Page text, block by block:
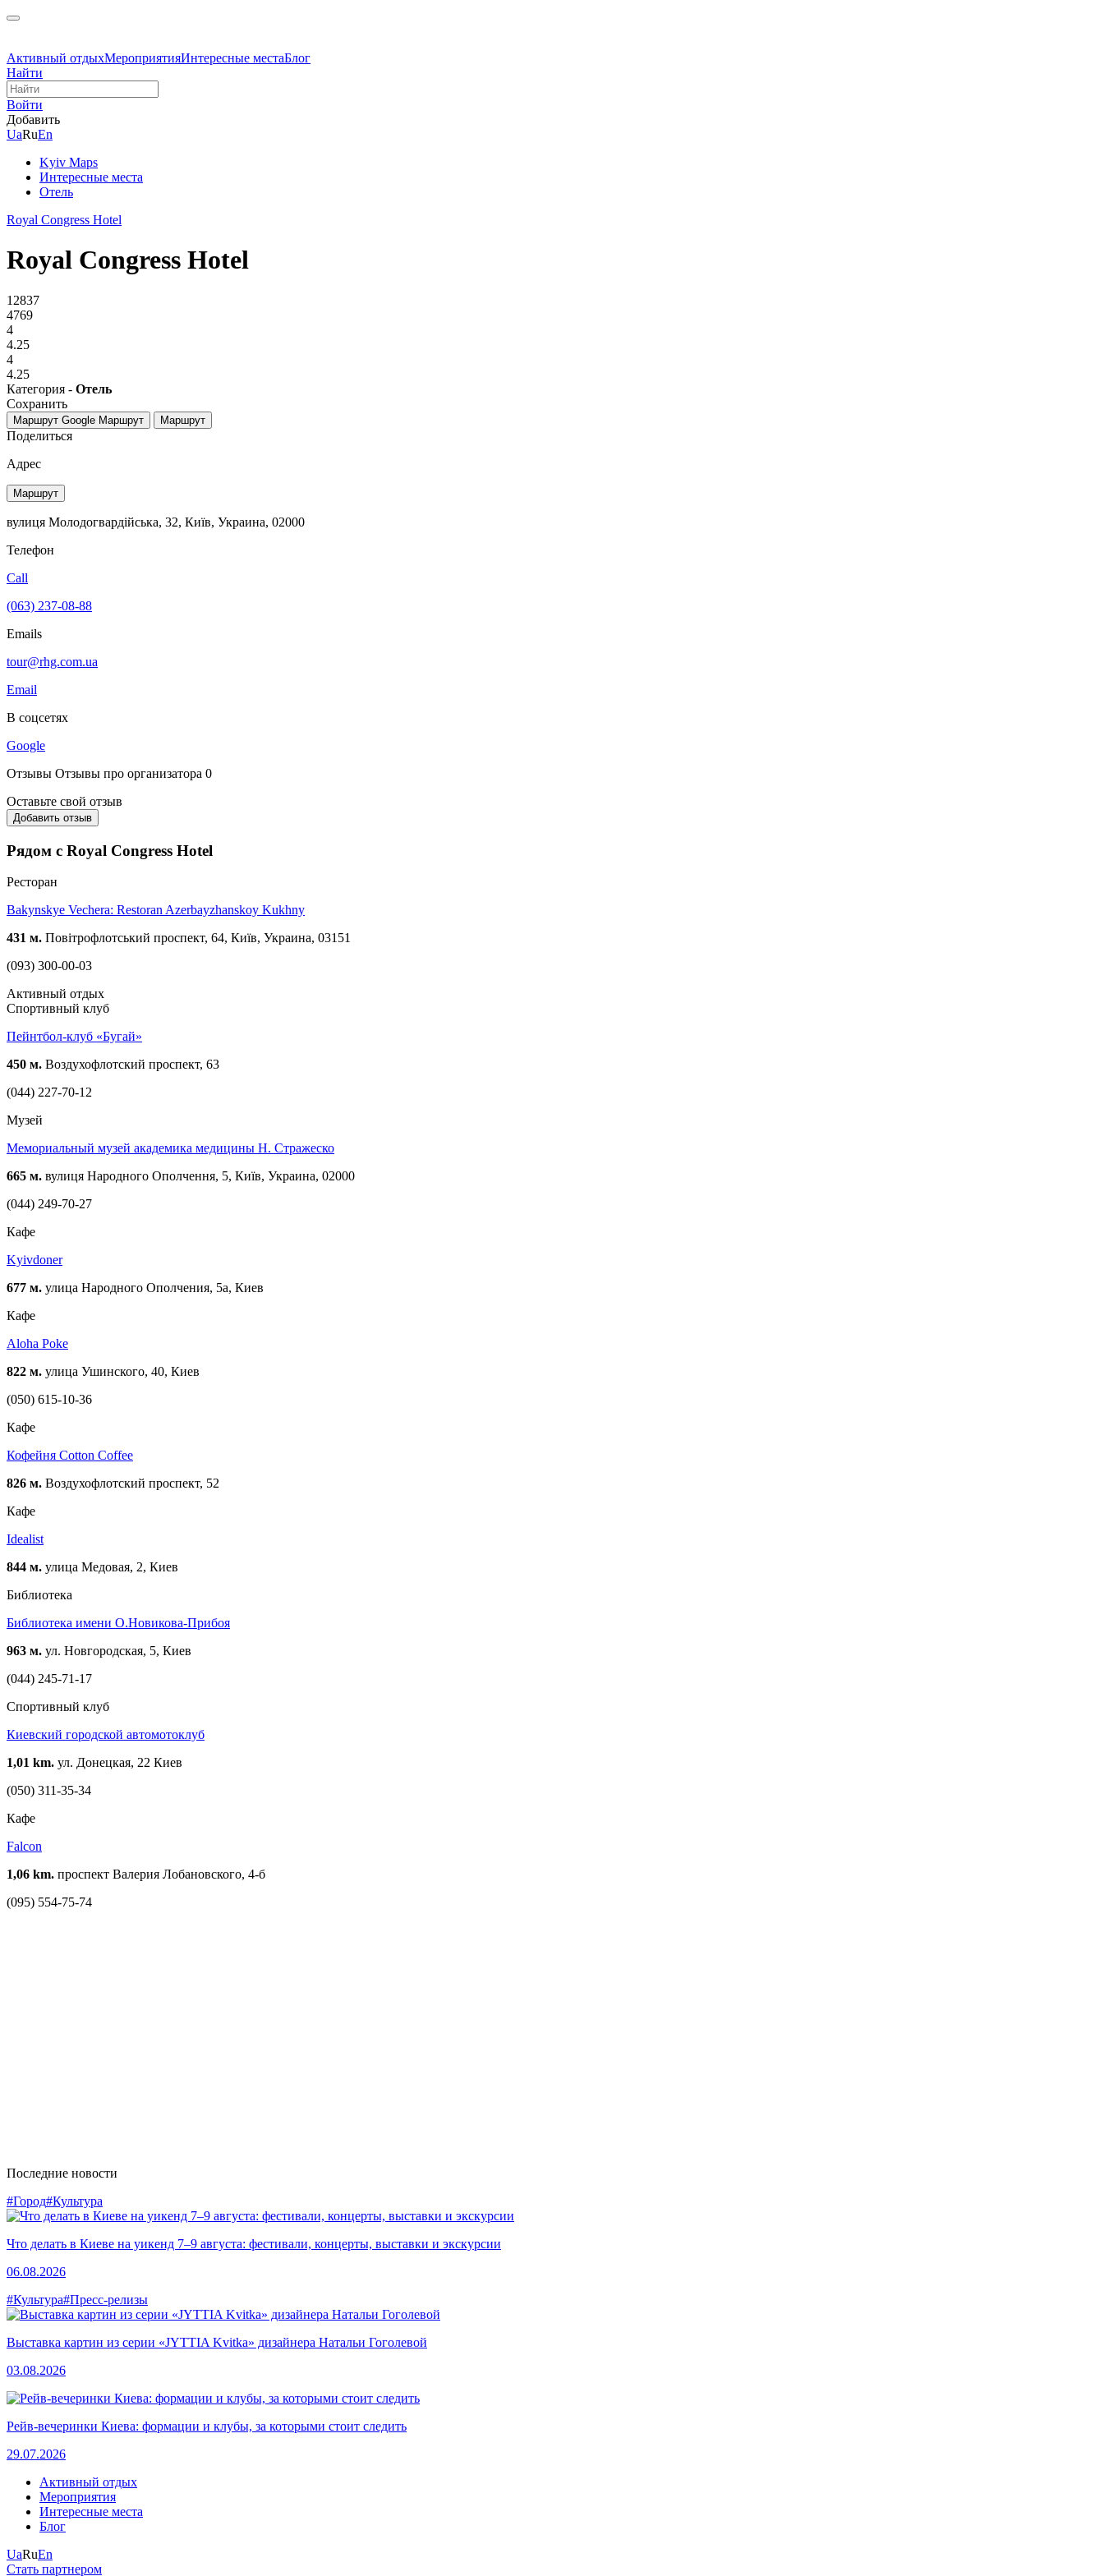
Активный отдыхМероприятияИнтересные местаБлог
Найти
Войти
Добавить
UaRuEn
Kyiv Maps
Интересные места
Отель
Royal Congress Hotel
Royal Congress Hotel
12837
4769
4
4.25
4
4.25
Категория - Отель
Сохранить
Маршрут Google Маршрут Маршрут
Поделиться
Адрес
Маршрут
вулиця Молодогвардійська, 32, Київ, Украина, 02000
Телефон
Call
(063) 237-08-88
Emails
tour@rhg.com.ua
Email
В соцсетях
Google
Отзывы Отзывы про организатора 0
Оставьте свой отзыв
Добавить отзыв
Рядом с Royal Congress Hotel
Ресторан
Bakynskye Vechera: Restoran Azerbayzhanskoy Kukhny
431 м. Повітрофлотський проспект, 64, Київ, Украина, 03151
(093) 300-00-03
Активный отдых
Спортивный клуб
Пейнтбол-клуб «Бугай»
450 м. Воздухофлотский проспект, 63
(044) 227-70-12
Музей
Мемориальный музей академика медицины Н. Стражеско
665 м. вулиця Народного Ополчення, 5, Київ, Украина, 02000
(044) 249-70-27
Кафе
Kyivdoner
677 м. улица Народного Ополчения, 5а, Киев
Кафе
Aloha Poke
822 м. улица Ушинского, 40, Киев
(050) 615-10-36
Кафе
Кофейня Cotton Coffee
826 м. Воздухофлотский проспект, 52
Кафе
Idealist
844 м. улица Медовая, 2, Киев
Библиотека
Библиотека имени О.Новикова-Прибоя
963 м. ул. Новгородская, 5, Киев
(044) 245-71-17
Спортивный клуб
Киевский городской автомотоклуб
1,01 km. ул. Донецкая, 22 Киев
(050) 311-35-34
Кафе
Falcon
1,06 km. проспект Валерия Лобановского, 4-б
(095) 554-75-74
Последние новости
#Город#Культура
Что делать в Киеве на уикенд 7–9 августа: фестивали, концерты, выставки и экскурсии
06.08.2026
#Культура#Пресс-релизы
Выставка картин из серии «JYTTIA Kvitka» дизайнера Натальи Гоголевой
03.08.2026
Рейв-вечеринки Киева: формации и клубы, за которыми стоит следить
29.07.2026
Активный отдых
Мероприятия
Интересные места
Блог
UaRuEn
Стать партнером